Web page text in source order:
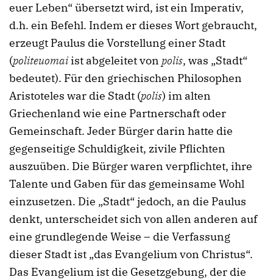
euer Leben“ übersetzt wird, ist ein Imperativ,
d.h. ein Befehl. Indem er dieses Wort gebraucht,
erzeugt Paulus die Vorstellung einer Stadt
(politeuomaiist abgeleitet von polis, was „Stadt“
bedeutet). Für den griechischen Philosophen
Aristoteles war die Stadt (polis) im alten
Griechenland wie eine Partnerschaft oder
Gemeinschaft. Jeder Bürger darin hatte die
gegenseitige Schuldigkeit, zivile Pflichten
auszuüben. Die Bürger waren verpflichtet, ihre
Talente und Gaben für das gemeinsame Wohl
einzusetzen. Die „Stadt“ jedoch, an die Paulus
denkt, unterscheidet sich von allen anderen auf
eine grundlegende Weise – die Verfassung
dieser Stadt ist „das Evangelium von Christus“.
Das Evangelium ist die Gesetzgebung, der die